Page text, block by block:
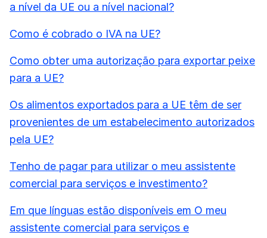
a nível da UE ou a nível nacional?
Como é cobrado o IVA na UE?
Como obter uma autorização para exportar peixe
para a UE?
Os alimentos exportados para a UE têm de ser
provenientes de um estabelecimento autorizados
pela UE?
Tenho de pagar para utilizar o meu assistente
comercial para serviços e investimento?
Em que línguas estão disponíveis em O meu
assistente comercial para serviços e